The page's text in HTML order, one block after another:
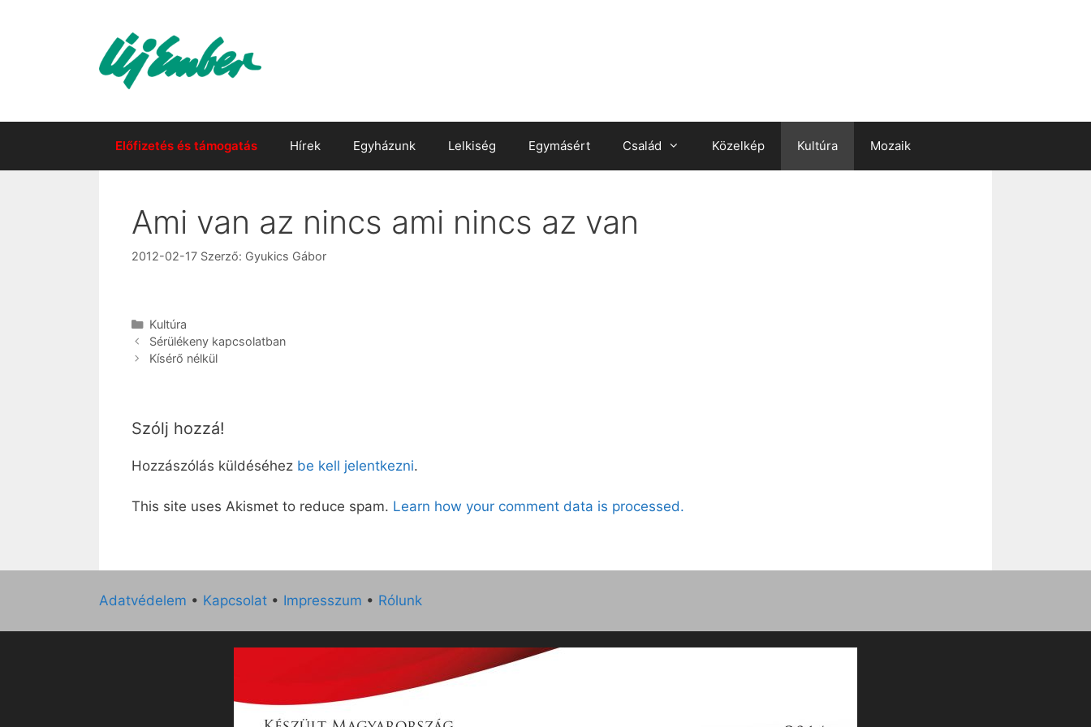
Előfizetés és támogatás Hírek Egyházunk Lelkiség Egymásért Család Közelkép Kultúra Mozaik
Ami van az nincs ami nincs az van
2012-02-17 Szerző: Gyukics Gábor
Kategória
Kultúra
Sérülékeny kapcsolatban
Kísérő nélkül
Szólj hozzá!
Hozzászólás küldéséhez be kell jelentkezni.
This site uses Akismet to reduce spam. Learn how your comment data is processed.
Adatvédelem • Kapcsolat • Impresszum • Rólunk